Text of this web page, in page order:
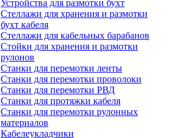
Устройства для размотки бухт
Стеллажи для хранения и размотки
бухт кабеля
Стеллажи для кабельных барабанов
Стойки для хранения и размотки
рулонов
Станки для перемотки ленты
Станки для перемотки проволоки
Станки для перемотки РВД
Станки для протяжки кабеля
Станки для перемотки рулонных
материалов
Кабелеукладчики